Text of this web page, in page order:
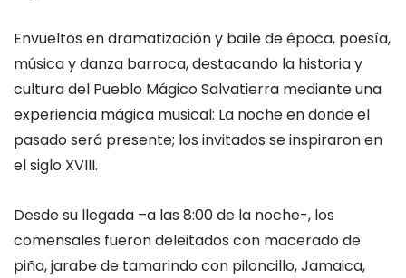
Envueltos en dramatización y baile de época, poesía,
música y danza barroca, destacando la historia y
cultura del Pueblo Mágico Salvatierra mediante una
experiencia mágica musical: La noche en donde el
pasado será presente; los invitados se inspiraron en
el siglo XVIII.
Desde su llegada –a las 8:00 de la noche-, los
comensales fueron deleitados con macerado de
piña, jarabe de tamarindo con piloncillo, Jamaica,